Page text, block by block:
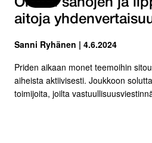
Onhan sanojen ja
aitoja
Sanni Ryhänen | 4.6.2024
Priden aikaan monet teemoihin
aiheista aktiivisesti. Joukkoon
toimijoita, joilta